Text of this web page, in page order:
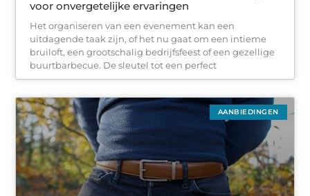
voor onvergetelijke ervaringen
Het organiseren van een evenement kan een
uitdagende taak zijn, of het nu gaat om een intieme
bruiloft, een grootschalig bedrijfsfeest of een gezellige
buurtbarbecue. De sleutel tot een perfect
AANBIEDINGEN